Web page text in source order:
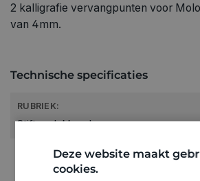
2 kalligrafie vervangpunten voor
van 4mm.
Technische specificaties
RUBRIEK:
Stiften dekkend
GEWICHT
0.001kg
Deze website maakt
cookies.